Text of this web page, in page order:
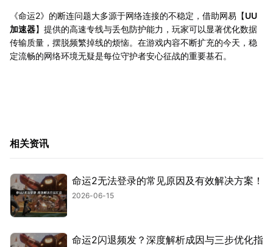
《命运2》的断连问题大多源于网络连接的不稳定，借助网易【UU
加速器】提供的高速专线与丢包防护能力，玩家可以显著优化数据
传输质量，摆脱频繁掉线的烦恼。在游戏内容不断扩充的今天，稳
定流畅的网络环境无疑是每位守护者安心征战的重要基石。
相关资讯
命运2无法登录的常见原因及有效解决方案！
2026-06-15
命运2闪退频发？深度解析成因与三步优化指